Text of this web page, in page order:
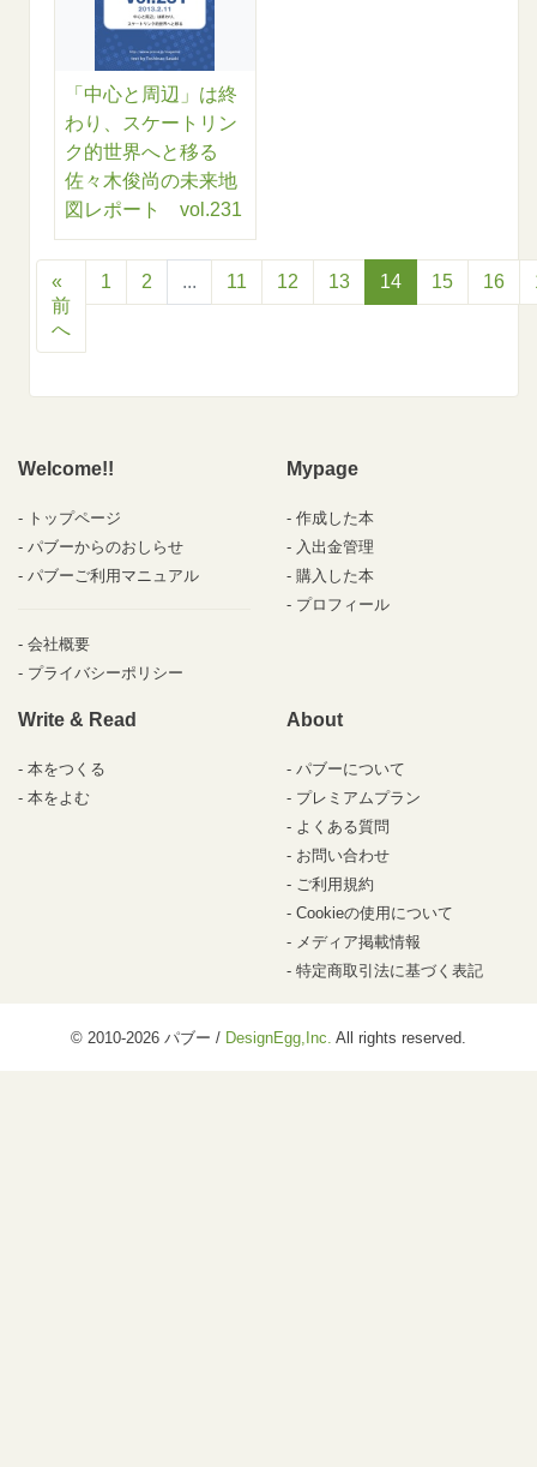
「中心と周辺」は終
わり、スケートリン
ク的世界へと移る
佐々木俊尚の未来地
図レポート vol.231
«
前
へ
1 2 ... 11 12 13 14 15 16
Welcome!!
トップページ
パブーからのおしらせ
パブーご利用マニュアル
会社概要
プライバシーポリシー
Mypage
作成した本
入出金管理
購入した本
プロフィール
Write & Read
本をつくる
本をよむ
About
パブーについて
プレミアムプラン
よくある質問
お問い合わせ
ご利用規約
Cookieの使用について
メディア掲載情報
特定商取引法に基づく表記
© 2010-2026 パブー / DesignEgg,Inc. All rights reserved.